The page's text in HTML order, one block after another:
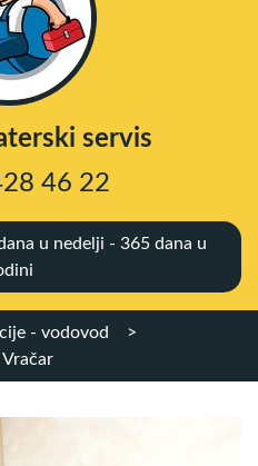
servis
46 22
u nedelji - 365 dana u
- vodovod
>